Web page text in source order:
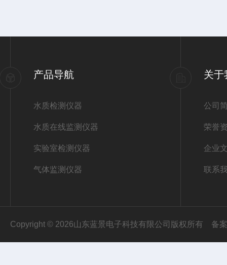
产品导航
水质检测仪器
水质在线监测仪器
实验室检测仪器
气体监测仪器
关于
公司
荣誉
企业
联系
Copyright © 2026山东蓝景电子科技有限公司版权所有 备